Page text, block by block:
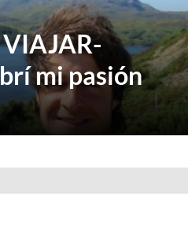
mi pasión